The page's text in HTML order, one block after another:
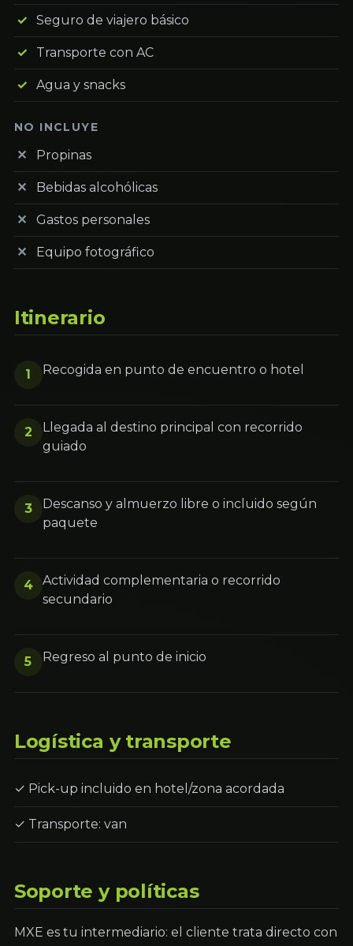
Seguro de viajero básico
Transporte con AC
Agua y snacks
NO INCLUYE
Propinas
Bebidas alcohólicas
Gastos personales
Equipo fotográfico
Itinerario
1 Recogida en punto de encuentro o hotel
2
Llegada al destino principal con recorrido
guiado
3
Descanso y almuerzo libre o incluido según
paquete
4
Actividad complementaria o recorrido
secundario
5 Regreso al punto de inicio
Logística y transporte
✓ Pick-up incluido en hotel/zona acordada
✓ Transporte: van
Soporte y políticas
MXE es tu intermediario: el cliente trata directo con